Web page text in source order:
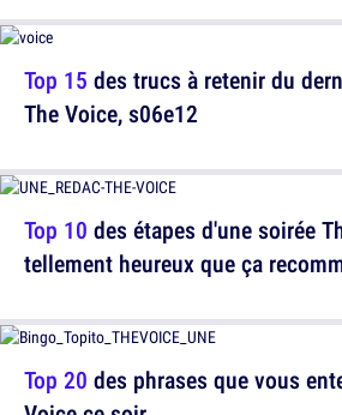
Top 10 des étapes d'une soirée
tellement heureux que ça
Top 15 des trucs à retenir du
The Voice, s06e12
Top 20 des phrases que vous